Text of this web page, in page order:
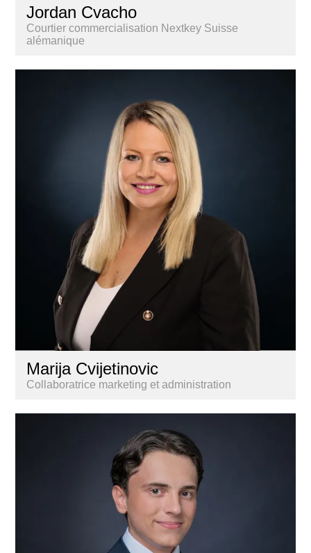
Jordan Cvacho
Courtier commercialisation Nextkey Suisse
alémanique
Marija Cvijetinovic
Collaboratrice marketing et administration